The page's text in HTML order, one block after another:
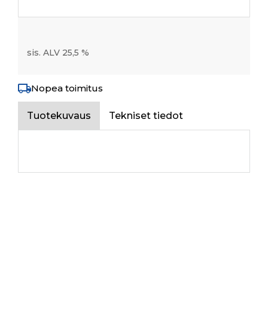
sis. ALV 25,5 %
Nopea toimitus
Tuotekuvaus Tekniset tiedot